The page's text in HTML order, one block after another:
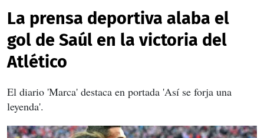
La prensa deportiva alaba el
gol de Saúl en la victoria del
Atlético
El diario 'Marca' destaca en portada 'Así se forja una
leyenda'.